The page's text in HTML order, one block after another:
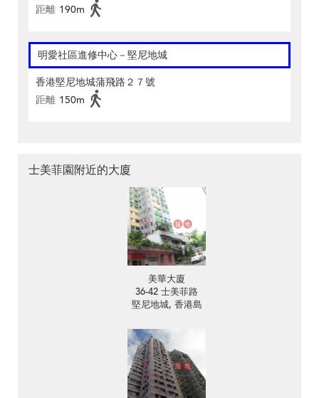
距離 190m
明愛社區進修中心－堅尼地城
香港堅尼地城蒲飛路２７號
距離 150m
士美菲園附近的大廈
美華大廈
36-42 士美菲路
堅尼地城, 香港島